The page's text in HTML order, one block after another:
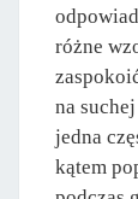
różne
na
jedna
kątem